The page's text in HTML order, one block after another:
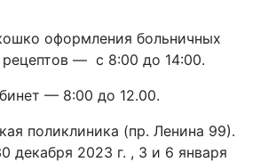
оформления больничных
рецептов — с 8:00 до 14:00.
— 8:00 до 12.00.
поликлиника (пр. Ленина 99).
декабря 2023 г. , 3 и 6 января